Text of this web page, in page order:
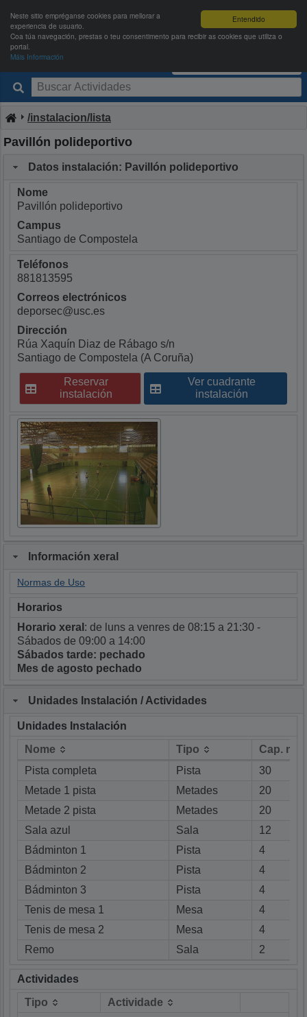
Entendido
Neste sitio empréganse cookies para mellorar a
experiencia de usuario.
Coa túa navegación, prestas o teu consentimento para recibir as cookies que utiliza o
portal.
Máis InformaciónDeportes USC
/instalacion/lista
Pavillón polideportivo
Datos instalación: Pavillón polideportivo
Nome
Pavillón polideportivo
Campus
Santiago de Compostela
Teléfonos
881813595
Correos electrónicos
deporsec@usc.es
Dirección
Rúa Xaquín Diaz de Rábago s/n
Santiago de Compostela (A Coruña)
Reservar
instalación
Ver cuadrante
instalación
Información xeral
Normas de Uso
Horarios
Horario xeral : de luns a venres de 08:15 a 21:30 -
Sábados de 09:00 a 14:00
Sábados tarde: pechado
Mes de agosto pechado
Unidades Instalación / Actividades
Unidades Instalación
Nome
Tipo
Cap.
Nome
Tipo Cap.
Pista completa Pista
30
Metade 1 pista
Metades
20
Metade 2 pista
Metades
20
Sala azul
Sala
12
Bádminton 1
Pista
4
Bádminton 2
Pista
4
Bádminton 3
Pista
4
Tenis de mesa 1
Mesa
4
Tenis de mesa 2
Mesa
4
Remo
Sala 2
Actividades
Tipo
Actividade